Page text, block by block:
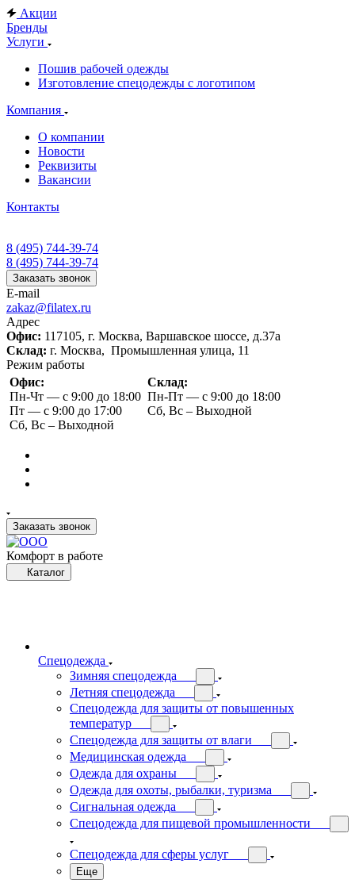
Акции
Бренды
Услуги
Пошив рабочей одежды
Изготовление спецодежды с логотипом
Компания
О компании
Новости
Реквизиты
Вакансии
Контакты
8 (495) 744-39-74
8 (495) 744-39-74
Заказать звонок
E-mail
zakaz@filatex.ru
Адрес
Офис: 117105, г. Москва, Варшавское шоссе, д.37а
Склад: г. Москва, Промышленная улица, 11
Режим работы
Офис:
Пн-Чт — с 9:00 до 18:00
Пт — с 9:00 до 17:00
Сб, Вс – Выходной
Склад:
Пн-Пт — с 9:00 до 18:00
Сб, Вс – Выходной
Заказать звонок
Комфорт в работе
Каталог
Спецодежда
Зимняя спецодежда
Летняя спецодежда
Спецодежда для защиты от повышенных
температур
Спецодежда для защиты от влаги
Медицинская одежда
Одежда для охраны
Одежда для охоты, рыбалки, туризма
Сигнальная одежда
Спецодежда для пищевой промышленности
Спецодежда для сферы услуг
Еще